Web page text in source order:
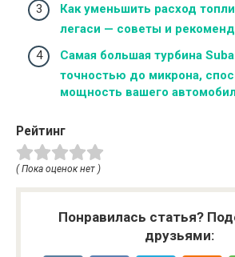
Как уменьшить расход
легаси — советы и
Самая большая турбина
точностью до микрона,
мощность вашего
Рейтинг
( Пока оценок нет )
Понравилась статья?
друзьями: